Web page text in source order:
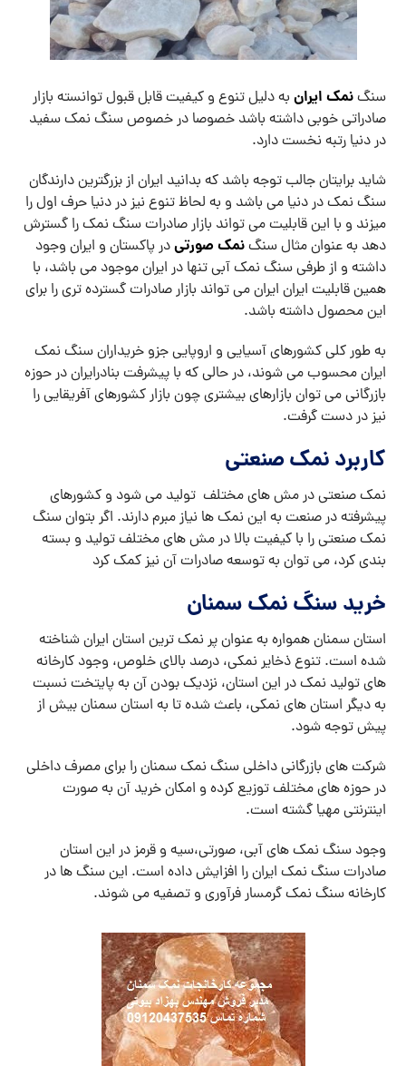
سنگنمک ایران به دلیل تنوع و کیفیت قابل قبول توانسته بازار
صادراتی خوبی داشته باشد خصوصا در خصوص سنگ نمک سفید
در دنیا رتبه نخست دارد.
شاید برایتان جالب توجه باشد که بدانید ایران از بزرگترین دارندگان
سنگ نمک در دنیا می باشد و به لحاظ تنوع نیز در دنیا حرف اول را
میزند و با این قابلیت می تواند بازار صادرات سنگ نمک را گسترش
دهد به عنوان مثال سنگنمک صورتیدر پاکستان و ایران وجود
داشته و از طرفی سنگ نمک آبی تنها در ایران موجود می باشد، با
همین قابلیت ایران ایران می تواند بازار صادرات گسترده تری را برای
این محصول داشته باشد.
به طور کلی کشورهای آسیایی و اروپایی جزو خریداران سنگ نمک
ایران محسوب می شوند، در حالی که با پیشرفت بنادرایران در حوزه
بازرگانی می توان بازارهای بیشتری چون بازار کشورهای آفریقایی را
نیز در دست گرفت.
کاربرد نمک صنعتی
نمک صنعتی در مش های مختلف تولید می شود و کشورهای
پیشرفته در صنعت به این نمک ها نیاز مبرم دارند. اگر بتوان سنگ
نمک صنعتی را با کیفیت بالا در مش های مختلف تولید و بسته
بندی کرد، می توان به توسعه صادرات آن نیز کمک کرد
خرید سنگ نمک سمنان
استان سمنان همواره به عنوان پر نمک ترین استان ایران شناخته
شده است. تنوع ذخایر نمکی، درصد بالای خلوص، وجود کارخانه
های تولید نمک در این استان، نزدیک بودن آن به پایتخت نسبت
به دیگر استان های نمکی، باعث شده تا به استان سمنان بیش از
پیش توجه شود.
شرکت های بازرگانی داخلی سنگ نمک سمنان را برای مصرف داخلی
در حوزه های مختلف توزیع کرده و امکان خرید آن به صورت
اینترنتی مهیا گشته است.
وجود سنگ نمک های آبی، صورتی،سیه و قرمز در این استان
صادرات سنگ نمک ایران را افزایش داده است. این سنگ ها در
کارخانه سنگ نمک گرمسار فرآوری و تصفیه می شوند.